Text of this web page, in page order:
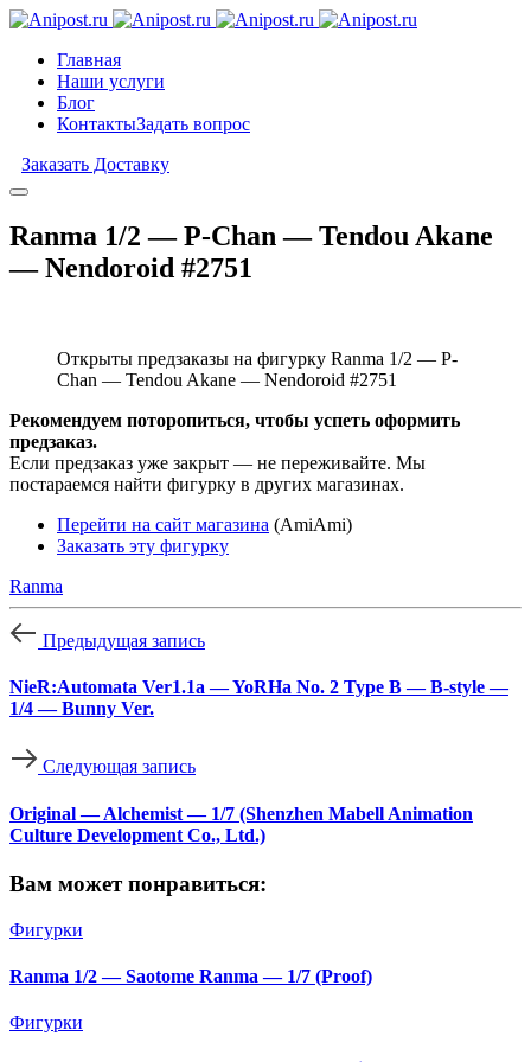
Главная
Наши услуги
Блог
КонтактыЗадать вопрос
Заказать Доставку
Ranma 1/2 — P-Chan — Tendou Akane
— Nendoroid #2751
Открыты предзаказы на фигурку Ranma 1/2 — P-
Chan — Tendou Akane — Nendoroid #2751
Рекомендуем поторопиться, чтобы успеть оформить
предзаказ.
Если предзаказ уже закрыт — не переживайте. Мы
постараемся найти фигурку в других магазинах.
Перейти на сайт магазина (AmiAmi)
Заказать эту фигурку
Ranma
Предыдущая запись
NieR:Automata Ver1.1a — YoRHa No. 2 Type B — B-style —
1/4 — Bunny Ver.
Следующая запись
Original — Alchemist — 1/7 (Shenzhen Mabell Animation
Culture Development Co., Ltd.)
Вам может понравиться:
Фигурки
Ranma 1/2 — Saotome Ranma — 1/7 (Proof)
Фигурки